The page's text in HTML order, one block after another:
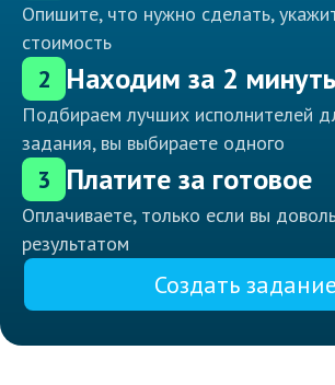
Опишите, что нужно сделать,
стоимость
2 Находим за 2
Подбираем лучших исполнителей
задания, вы выбираете одного
3 Платите за готовое
Оплачиваете, только если вы
результатом
Создать задание